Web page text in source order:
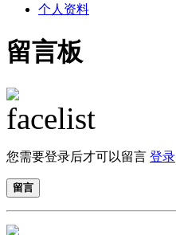
个人资料
留言板
您需要登录后才可以留言 登录
留言